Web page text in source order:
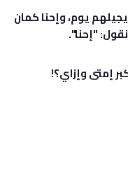
يوم، وإحنا كمان
"إحنا".
إمتى وإزاي؟!